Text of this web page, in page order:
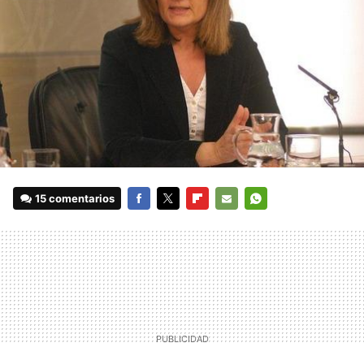
15 comentarios
MAIL